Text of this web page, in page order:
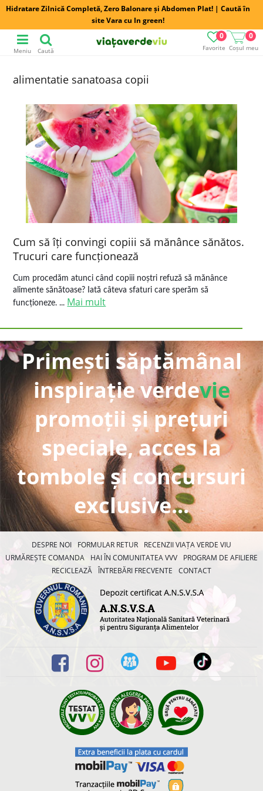
Hidratare Zilnică Completă, Zero Balonare și Abdomen Plat! | Caută în
site Vara cu In green!
Favorite
0
Coșul meu
0
Meniu Caută
alimentatie sanatoasa copii
Cum să îți convingi copiii să mănânce sănătos.
Trucuri care funcționează
Cum procedăm atunci când copiii noștri refuză să mănânce
alimente sănătoase? Iată câteva sfaturi care sperăm să
funcționeze. ... Mai mult
Primești săptămânal
inspirație verdevie
promoții și prețuri
speciale, acces la
tombole și concursuri
exclusive...
DESPRE NOI FORMULAR RETUR
RECENZII VIAȚA VERDE VIU
URMĂREȘTE COMANDA
HAI ÎN COMUNITATEA VVV
PROGRAM DE AFILIERE
RECICLEAZĂ ÎNTREBĂRI FRECVENTE CONTACT